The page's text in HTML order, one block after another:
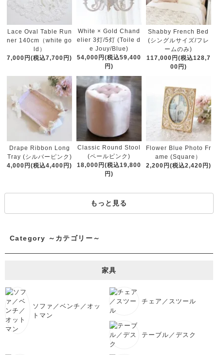
Lace Oval Table Run
ner 140cm（white go
ld）
7,000円(税込7,700円)
White × Gold Chand
elier 3灯/5灯 (Toile d
e Jouy/Blue)
54,000円(税込59,400
円)
Shabby French Bed
(シングルサイズ/フレ
ームのみ)
117,000円(税込128,7
00円)
Drape Ribbon Long
Tray (シルバーピンク)
4,000円(税込4,400円)
Classic Round Stool
(ペールピンク)
18,000円(税込19,800
円)
Flower Blue Photo Fr
ame (Square）
2,200円(税込2,420円)
もっと見る
Category ～カテゴリー～
家具
ソファ／ベンチ／オッ
トマン
チェア／スツール
テーブル／デスク